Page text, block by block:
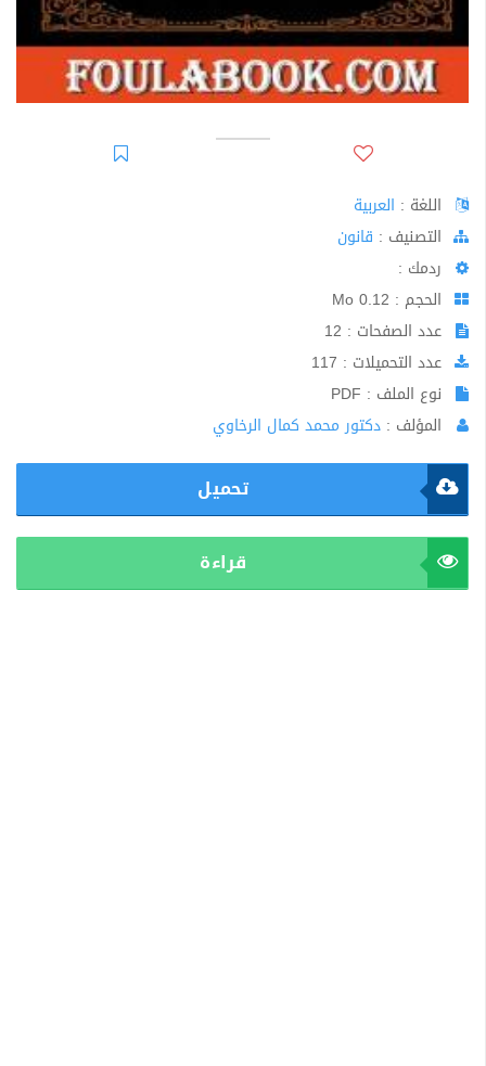
اللغة : العربية
اﻟﺘﺼﻨﻴﻒ : قانون
ردمك :
الحجم : 0.12 Mo
عدد الصفحات : 12
عدد التحميلات : 117
نوع الملف : PDF
المؤلف : دكتور محمد كمال الرخاوي
تحميل
قراءة